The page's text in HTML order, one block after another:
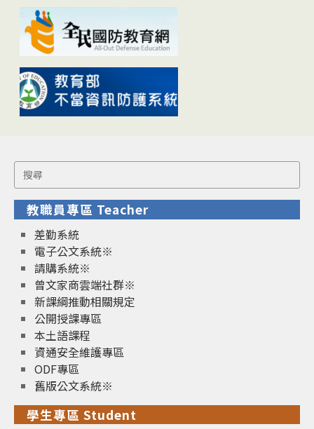
Search
for:
教職員專區 Teacher
差勤系統
電子公文系統※
請購系統※
曾文家商雲端社群※
新課綱推動相關規定
公開授課專區
本土語課程
資通安全維護專區
ODF專區
舊版公文系統※
學生專區 Student